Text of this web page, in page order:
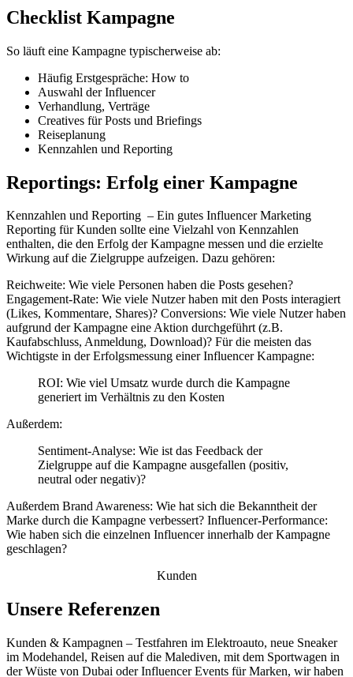
Checklist Kampagne
So läuft eine Kampagne typischerweise ab:
Häufig Erstgespräche: How to
Auswahl der Influencer
Verhandlung, Verträge
Creatives für Posts und Briefings
Reiseplanung
Kennzahlen und Reporting
Reportings: Erfolg einer Kampagne
Kennzahlen und Reporting – Ein gutes Influencer Marketing
Reporting für Kunden sollte eine Vielzahl von Kennzahlen
enthalten, die den Erfolg der Kampagne messen und die erzielte
Wirkung auf die Zielgruppe aufzeigen. Dazu gehören:
Reichweite: Wie viele Personen haben die Posts gesehen?
Engagement-Rate: Wie viele Nutzer haben mit den Posts interagiert
(Likes, Kommentare, Shares)? Conversions: Wie viele Nutzer haben
aufgrund der Kampagne eine Aktion durchgeführt (z.B.
Kaufabschluss, Anmeldung, Download)? Für die meisten das
Wichtigste in der Erfolgsmessung einer Influencer Kampagne:
ROI: Wie viel Umsatz wurde durch die Kampagne
generiert im Verhältnis zu den Kosten
Außerdem:
Sentiment-Analyse: Wie ist das Feedback der
Zielgruppe auf die Kampagne ausgefallen (positiv,
neutral oder negativ)?
Außerdem Brand Awareness: Wie hat sich die Bekanntheit der
Marke durch die Kampagne verbessert? Influencer-Performance:
Wie haben sich die einzelnen Influencer innerhalb der Kampagne
geschlagen?
Kunden
Unsere Referenzen
Kunden & Kampagnen – Testfahren im Elektroauto, neue Sneaker
im Modehandel, Reisen auf die Malediven, mit dem Sportwagen in
der Wüste von Dubai oder Influencer Events für Marken, wir haben